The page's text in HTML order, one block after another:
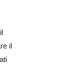
il